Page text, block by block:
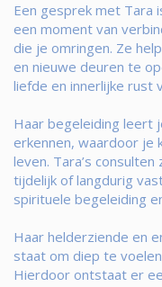
Een gesprek met Tara
een moment van
die je omringen. Ze
en nieuwe deuren te
liefde en innerlijke rust
Haar begeleiding leert
erkennen, waardoor je
leven. Tara’s
tijdelijk of langdurig
spirituele begeleiding
Haar helderziende en
staat om diep te
Hierdoor ontstaat er